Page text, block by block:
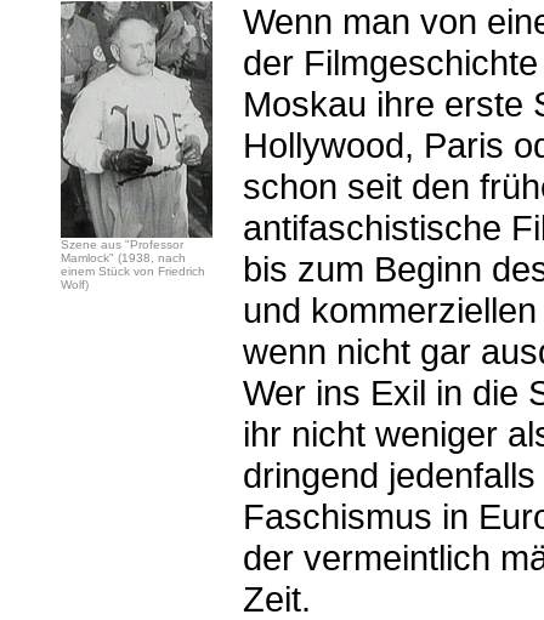
Szene aus "Professor
Mamlock" (1938, nach
einem Stück von Friedrich
Wolf)
Wenn man von
der
Moskau ihre erste
Hollywood, Paris
schon seit den
antifaschistische
bis zum Beginn
und
wenn nicht gar
Wer ins Exil in die
ihr nicht weniger
dringend
Faschismus in
der vermeintlich
Zeit.